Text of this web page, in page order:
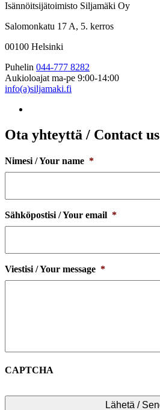
Isännöitsijätoimisto Siljamäki Oy
Salomonkatu 17 A, 5. kerros
00100 Helsinki
Puhelin 044-777 8282
Aukioloajat ma-pe 9:00-14:00
info(a)siljamaki.fi
Ota yhteyttä / Contact us
Nimesi / Your name *
Sähköpostisi / Your email *
Viestisi / Your message *
CAPTCHA